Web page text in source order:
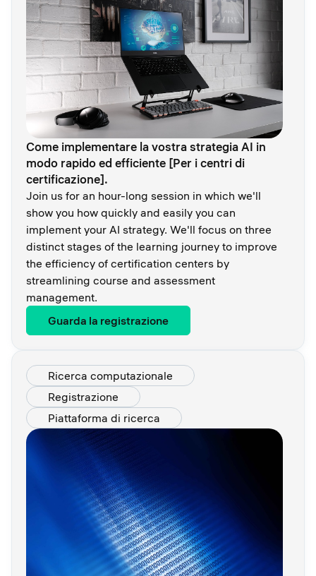
Come implementare la vostra strategia AI in
modo rapido ed efficiente [Per i centri di
certificazione].
Join us for an hour-long session in which we'll
show you how quickly and easily you can
implement your AI strategy. We'll focus on three
distinct stages of the learning journey to improve
the efficiency of certification centers by
streamlining course and assessment
management.
Guarda la registrazione
Ricerca computazionale
Registrazione
Piattaforma di ricerca